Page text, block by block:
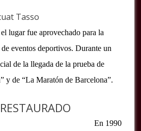
Tasso
lugar fue aprovechado para la
eventos deportivos. Durante un
de la llegada de la prueba de
y de “La Maratón de Barcelona”.
En 1990